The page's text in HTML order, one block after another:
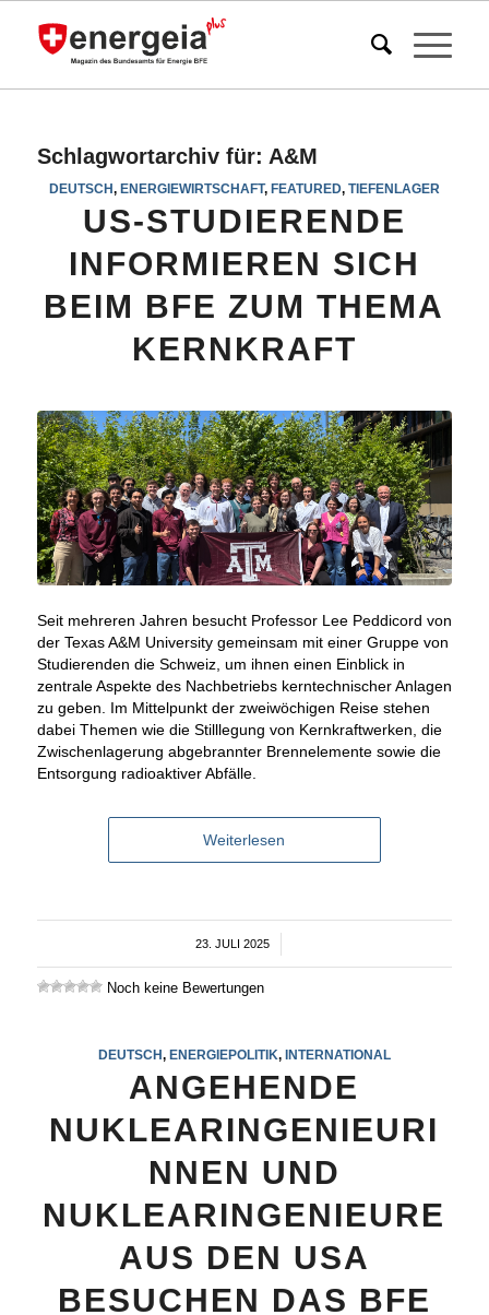
Schlagwortarchiv für: A&M
DEUTSCH, ENERGIEWIRTSCHAFT, FEATURED, TIEFENLAGER
US-STUDIERENDE
INFORMIEREN SICH
BEIM BFE ZUM THEMA
KERNKRAFT
Seit mehreren Jahren besucht Professor Lee Peddicord von
der Texas A&M University gemeinsam mit einer Gruppe von
Studierenden die Schweiz, um ihnen einen Einblick in
zentrale Aspekte des Nachbetriebs kerntechnischer Anlagen
zu geben. Im Mittelpunkt der zweiwöchigen Reise stehen
dabei Themen wie die Stilllegung von Kernkraftwerken, die
Zwischenlagerung abgebrannter Brennelemente sowie die
Entsorgung radioaktiver Abfälle.
Weiterlesen
23. JULI 2025
Noch keine Bewertungen
DEUTSCH, ENERGIEPOLITIK, INTERNATIONAL
ANGEHENDE
NUKLEARINGENIEURI
NNEN UND
NUKLEARINGENIEURE
AUS DEN USA
BESUCHEN DAS BFE